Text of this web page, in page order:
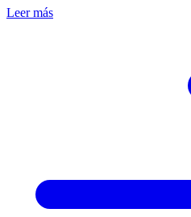
Leer más